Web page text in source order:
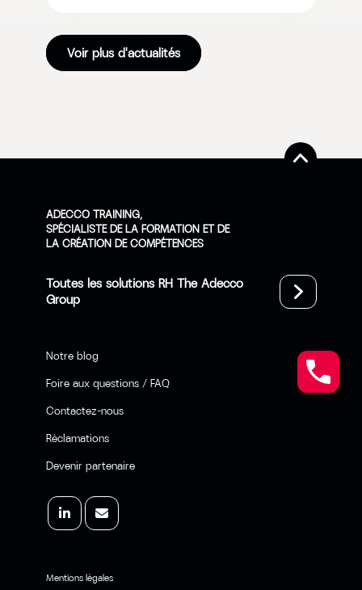
Voir plus d'actualités
ADECCO TRAINING,
SPÉCIALISTE DE LA FORMATION ET DE
LA CRÉATION DE COMPÉTENCES
Toutes les solutions RH The Adecco
Group
Notre blog
Foire aux questions / FAQ
Contactez-nous
Réclamations
Devenir partenaire
Mentions légales